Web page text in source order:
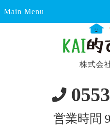
Main Menu
株式会
営業時間